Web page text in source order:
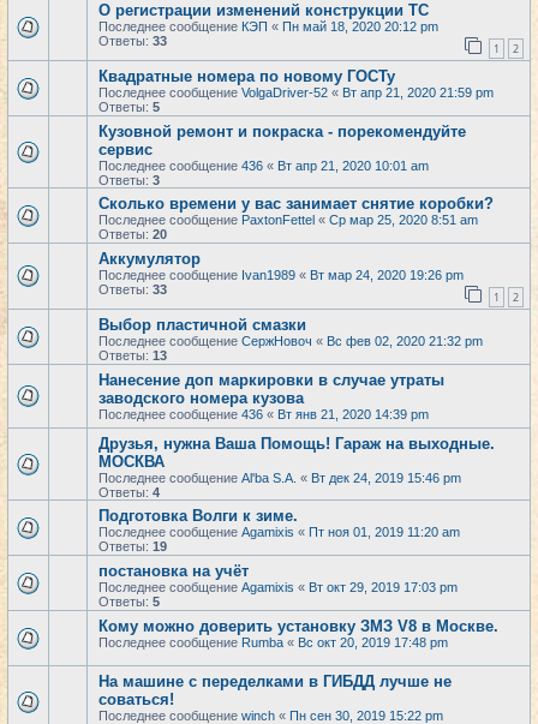
О регистрации изменений конструкции ТС
Последнее сообщение КЭП « Пн май 18, 2020 20:12 pm
Ответы: 33 1 2
Квадратные номера по новому ГОСТу
Последнее сообщение VolgaDriver-52 « Вт апр 21, 2020 21:59 pm
Ответы: 5
Кузовной ремонт и покраска - порекомендуйте
сервис
Последнее сообщение 436 « Вт апр 21, 2020 10:01 am
Ответы: 3
Сколько времени у вас занимает снятие коробки?
Последнее сообщение PaxtonFettel « Ср мар 25, 2020 8:51 am
Ответы: 20
Аккумулятор
Последнее сообщение Ivan1989 « Вт мар 24, 2020 19:26 pm
Ответы: 33 1 2
Выбор пластичной смазки
Последнее сообщение СержНовоч « Вс фев 02, 2020 21:32 pm
Ответы: 13
Нанесение доп маркировки в случае утраты
заводского номера кузова
Последнее сообщение 436 « Вт янв 21, 2020 14:39 pm
Друзья, нужна Ваша Помощь! Гараж на выходные.
МОСКВА
Последнее сообщение Al'ba S.A. « Вт дек 24, 2019 15:46 pm
Ответы: 4
Подготовка Волги к зиме.
Последнее сообщение Agamixis « Пт ноя 01, 2019 11:20 am
Ответы: 19
постановка на учёт
Последнее сообщение Agamixis « Вт окт 29, 2019 17:03 pm
Ответы: 5
Кому можно доверить установку ЗМЗ V8 в Москве.
Последнее сообщение Rumba « Вс окт 20, 2019 17:48 pm
На машине с переделками в ГИБДД лучше не
соваться!
Последнее сообщение winch « Пн сен 30, 2019 15:22 pm